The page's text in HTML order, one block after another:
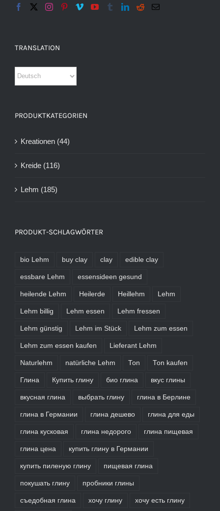
TRANSLATION
PRODUKTKATEGORIEN
Kreationen (44)
Kreide (116)
Lehm (185)
PRODUKT-SCHLAGWÖRTER
bio Lehm buy clay clay edible clay
essbare Lehm essensideen gesund
heilende Lehm Heilerde Heillehm Lehm
Lehm billig Lehm essen Lehm fressen
Lehm günstig Lehm im Stück Lehm zum essen
Lehm zum essen kaufen Lieferant Lehm
Naturlehm natürliche Lehm Ton Ton kaufen
Глина Купить глину био глина вкус глины
вкусная глина выбрать глину глина в Берлине
глина в Германии глина дешево глина для еды
глина кусковая глина недорого глина пищевая
глина цена купить глину в Германии
купить пиленую глину пищевая глина
покушать глину пробники глины
съедобная глина хочу глину хочу есть глину